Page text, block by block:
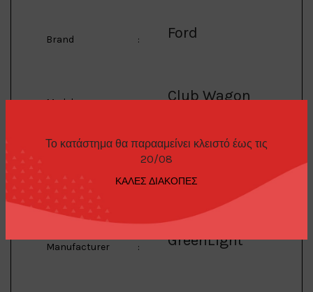
Το κατάστημα θα παρααμείνει κλειστό έως τις
20/08
ΚΑΛΕΣ ΔΙΑΚΟΠΕΣ
Brand : Ford
Model : Club Wagon
:
1/64 1969 Ford Club
Emergency, blue
Manufacturer : GreenLight